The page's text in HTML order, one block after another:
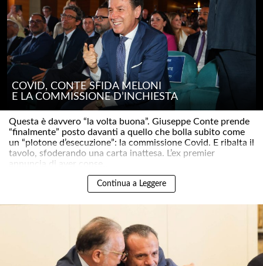
COVID, CONTE SFIDA MELONI
E LA COMMISSIONE D’INCHIESTA
Questa è davvero “la volta buona”. Giuseppe Conte prende
“finalmente” posto davanti a quello che bolla subito come
un “plotone d’esecuzione”: la commissione Covid. E ribalta il
tavolo, sfoderando una carta inattesa. L’ex premier
annuncia di aver conse..
Continua a Leggere